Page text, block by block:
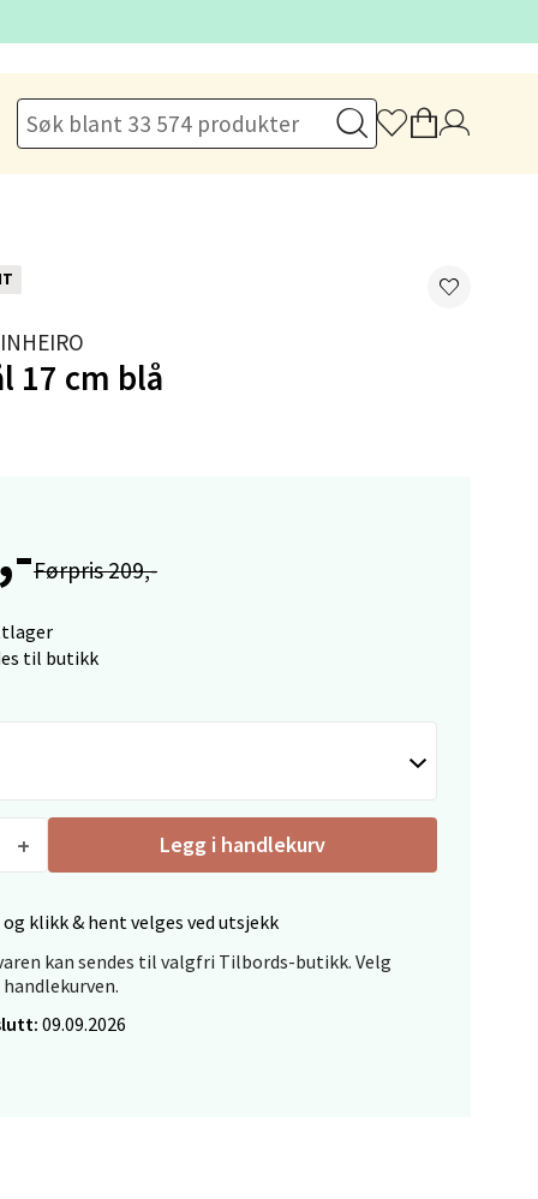
17 cm blå
Førpris 209,-
til butikk
Legg i handlekurv
klikk & hent velges ved utsjekk
kan sendes til valgfri Tilbords-butikk. Velg
09.09.2026
Vel